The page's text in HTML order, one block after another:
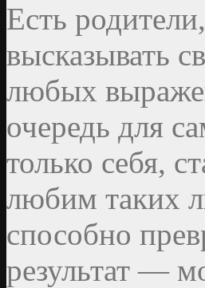
Есть
высказывать
любых
очередь для
только себя,
любим таких
способно
результат —